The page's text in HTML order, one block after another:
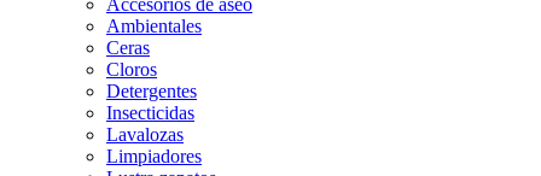
Accesorios de aseo
Ambientales
Ceras
Cloros
Detergentes
Insecticidas
Lavalozas
Limpiadores